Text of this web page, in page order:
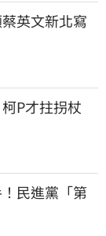
英文新北寫
P才拄拐杖
民進黨「第